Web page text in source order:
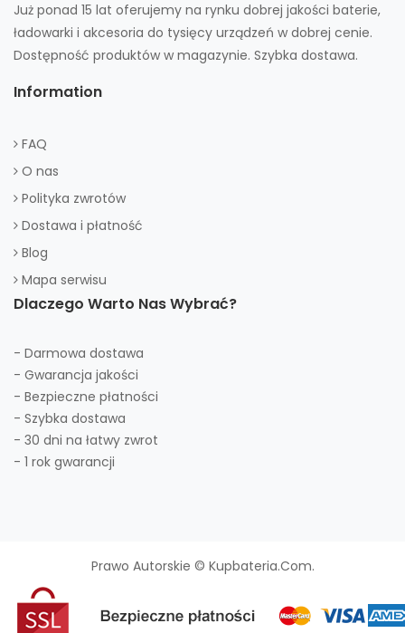
Już ponad 15 lat oferujemy na rynku dobrej jakości baterie,
ładowarki i akcesoria do tysięcy urządzeń w dobrej cenie.
Dostępność produktów w magazynie. Szybka dostawa.
Information
FAQ
O nas
Polityka zwrotów
Dostawa i płatność
Blog
Mapa serwisu
Dlaczego Warto Nas Wybrać?
- Darmowa dostawa
- Gwarancja jakości
- Bezpieczne płatności
- Szybka dostawa
- 30 dni na łatwy zwrot
- 1 rok gwarancji
Prawo Autorskie © Kupbateria.com.